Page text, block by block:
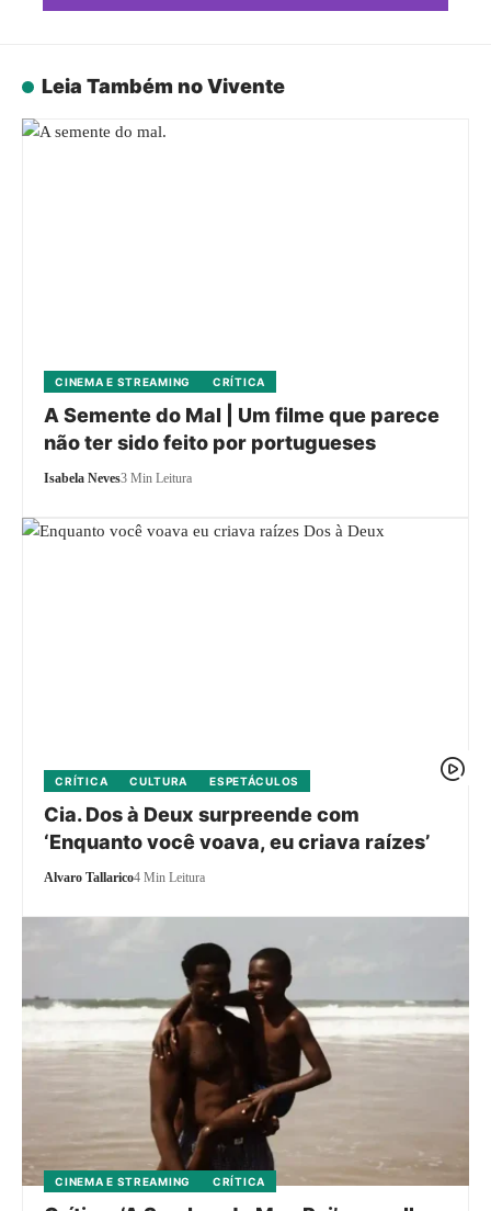
Leia Também no Vivente
CINEMA E STREAMING CRÍTICA
A Semente do Mal | Um filme que parece
não ter sido feito por portugueses
Isabela Neves3 Min Leitura
CRÍTICA CULTURA ESPETÁCULOS
Cia. Dos à Deux surpreende com
‘Enquanto você voava, eu criava raízes’
Alvaro Tallarico4 Min Leitura
CINEMA E STREAMING CRÍTICA